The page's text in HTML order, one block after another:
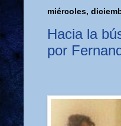
miércoles,
Hacia la
por